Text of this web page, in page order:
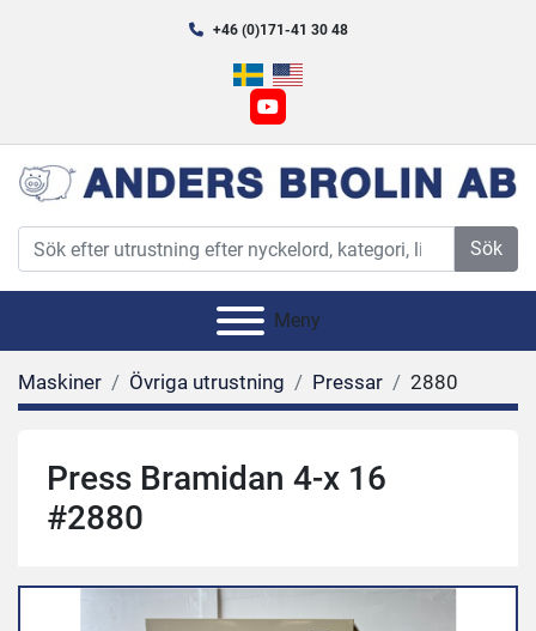
+46 (0)171-41 30 48
youtube
Sök
Meny
Maskiner Övriga utrustning Pressar 2880
Press Bramidan 4-x 16
#2880